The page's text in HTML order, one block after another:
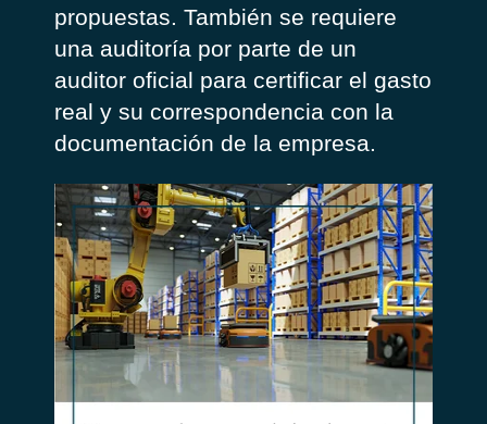
propuestas. También se requiere
una auditoría por parte de un
auditor oficial para certificar el gasto
real y su correspondencia con la
documentación de la empresa.